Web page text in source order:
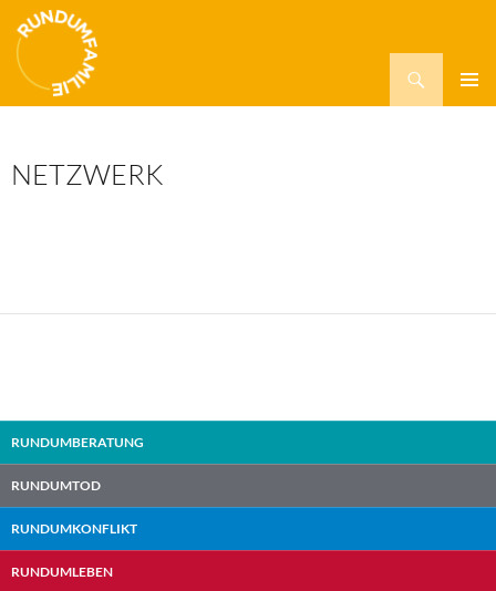
NETZWERK
RUNDUMBERATUNG
RUNDUMTOD
RUNDUMKONFLIKT
RUNDUMLEBEN